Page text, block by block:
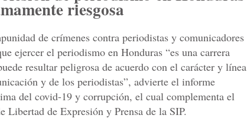
riesgosa
de crímenes contra periodistas y comunicadores
ejercer el periodismo en Honduras “es una carrera
resultar peligrosa de acuerdo con el carácter y línea
y de los periodistas”, advierte el informe
del covid-19 y corrupción, el cual complementa el
Libertad de Expresión y Prensa de la SIP.